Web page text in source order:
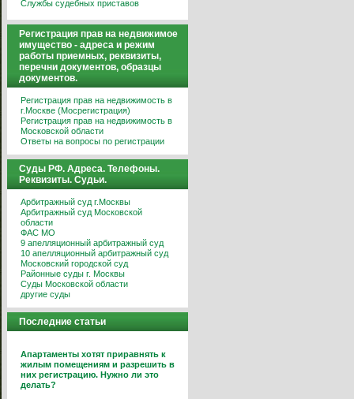
Службы судебных приставов
Регистрация прав на недвижимое
имущество - адреса и режим
работы приемных, реквизиты,
перечни документов, образцы
документов.
Регистрация прав на недвижимость в
г.Москве (Мосрегистрация)
Регистрация прав на недвижимость в
Московской области
Ответы на вопросы по регистрации
Суды РФ. Адреса. Телефоны.
Реквизиты. Судьи.
Арбитражный суд г.Москвы
Арбитражный суд Московской
области
ФАС МО
9 апелляционный арбитражный суд
10 апелляционный арбитражный суд
Московский городской суд
Районные суды г. Москвы
Суды Московской области
другие суды
Последние статьи
Апартаменты хотят приравнять к
жилым помещениям и разрешить в
них регистрацию. Нужно ли это
делать?